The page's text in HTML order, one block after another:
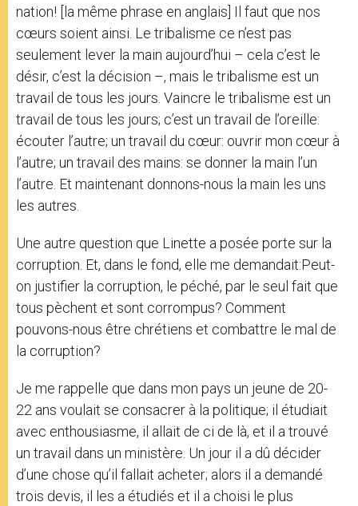
nation! [la même phrase en anglais] Il faut que nos
cœurs soient ainsi. Le tribalisme ce n’est pas
seulement lever la main aujourd’hui – cela c’est le
désir, c’est la décision –, mais le tribalisme est un
travail de tous les jours. Vaincre le tribalisme est un
travail de tous les jours; c’est un travail de l’oreille:
écouter l’autre; un travail du cœur: ouvrir mon cœur à
l’autre; un travail des mains: se donner la main l’un
l’autre. Et maintenant donnons-nous la main les uns
les autres.
Une autre question que Linette a posée porte sur la
corruption. Et, dans le fond, elle me demandait:Peut-
on justifier la corruption, le péché, par le seul fait que
tous pèchent et sont corrompus? Comment
pouvons-nous être chrétiens et combattre le mal de
la corruption?
Je me rappelle que dans mon pays un jeune de 20-
22 ans voulait se consacrer à la politique; il étudiait
avec enthousiasme, il allait de ci de là, et il a trouvé
un travail dans un ministère. Un jour il a dû décider
d’une chose qu’il fallait acheter; alors il a demandé
trois devis, il les a étudiés et il a choisi le plus